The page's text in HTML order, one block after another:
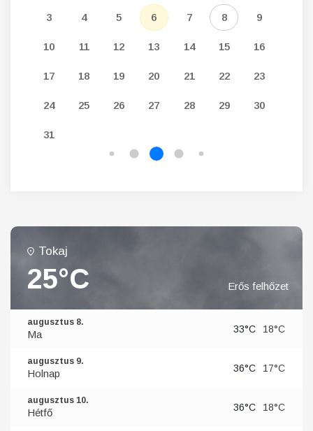
3 4 5 6 7 8 9
10 11 12 13 14 15 16
17 18 19 20 21 22 23
24 25 26 27 28 29 30
31
Tokaj
25°C Erős felhőzet
augusztus 8.
Ma 33°C 18°C
augusztus 9.
Holnap 36°C 17°C
augusztus 10.
Hétfő 36°C 18°C